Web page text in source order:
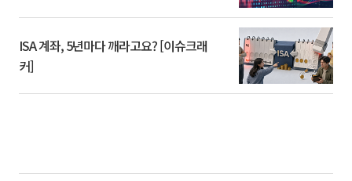
ISA 계좌, 5년마다 깨라고요? [이슈크래
커]